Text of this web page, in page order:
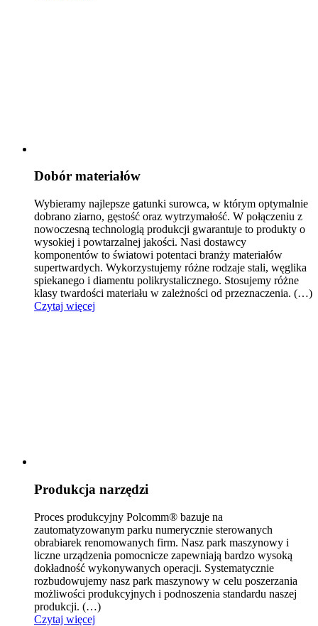
Dobór materiałów
Wybieramy najlepsze gatunki surowca, w którym optymalnie
dobrano ziarno, gęstość oraz wytrzymałość. W połączeniu z
nowoczesną technologią produkcji gwarantuje to produkty o
wysokiej i powtarzalnej jakości. Nasi dostawcy
komponentów to światowi potentaci branży materiałów
supertwardych. Wykorzystujemy różne rodzaje stali, węglika
spiekanego i diamentu polikrystalicznego. Stosujemy różne
klasy twardości materiału w zależności od przeznaczenia. (…)
Czytaj więcej
Produkcja narzędzi
Proces produkcyjny Polcomm® bazuje na
zautomatyzowanym parku numerycznie sterowanych
obrabiarek renomowanych firm. Nasz park maszynowy i
liczne urządzenia pomocnicze zapewniają bardzo wysoką
dokładność wykonywanych operacji. Systematycznie
rozbudowujemy nasz park maszynowy w celu poszerzania
możliwości produkcyjnych i podnoszenia standardu naszej
produkcji. (…)
Czytaj więcej